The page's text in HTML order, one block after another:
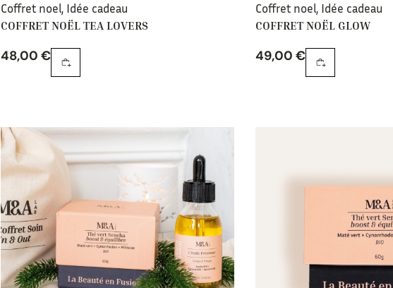
Coffret noel, Idée cadeau
COFFRET NOËL TEA LOVERS
48,00€
Coffret noel, Idée cadeau
COFFRET NOËL GLOW
49,00 €